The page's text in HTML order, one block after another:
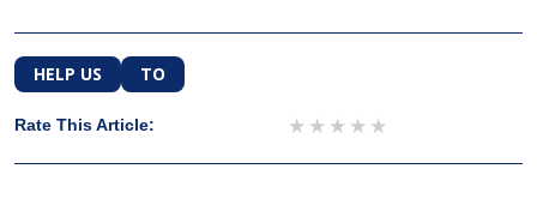
HELP US TO
Rate This Article: 4 stars
3 stars
2 stars
1 star